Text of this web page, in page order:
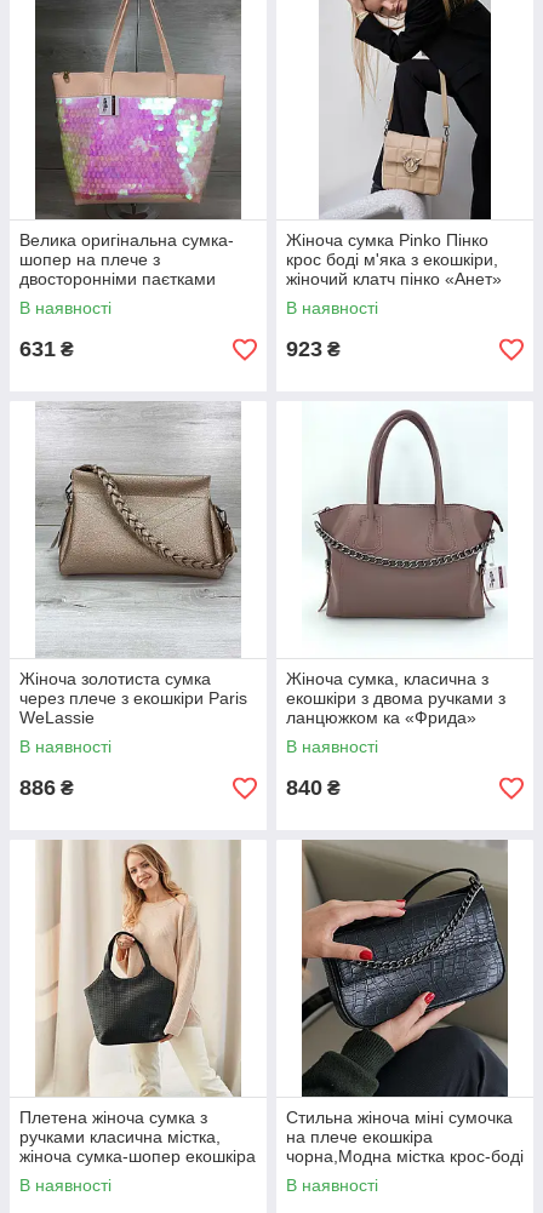
Велика оригінальна сумка-
шопер на плече з
двосторонніми паєтками
«Лейла» пудра з паєтками
В наявності
631 ₴
Жіноча сумка Pinko Пінко
крос боді м'яка з екошкіри,
жіночий клатч пінко «Анет»
чорна WeLassie
В наявності
923 ₴
Жіноча золотиста сумка
через плече з екошкіри Paris
WeLassie
В наявності
886 ₴
Жіноча сумка, класична з
екошкіри з двома ручками з
ланцюжком ка «Фрида»
В наявності
840 ₴
Плетена жіноча сумка з
ручками класична містка,
жіноча сумка-шопер екошкіра
«Тенсі»
В наявності
Стильна жіноча міні сумочка
на плече екошкіра
чорна,Модна містка крос-боді
«Мона» чорна крихта
В наявності